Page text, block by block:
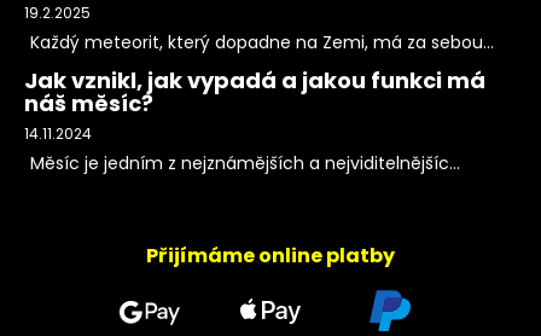
19.2.2025
Každý meteorit, který dopadne na Zemi, má za sebou...
Jak vznikl, jak vypadá a jakou funkci má
náš měsíc?
14.11.2024
Měsíc je jedním z nejznámějších a nejviditelnějšíc...
Přijímáme online platby